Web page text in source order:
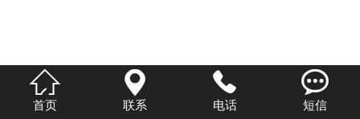

首页

联系

电话

短信